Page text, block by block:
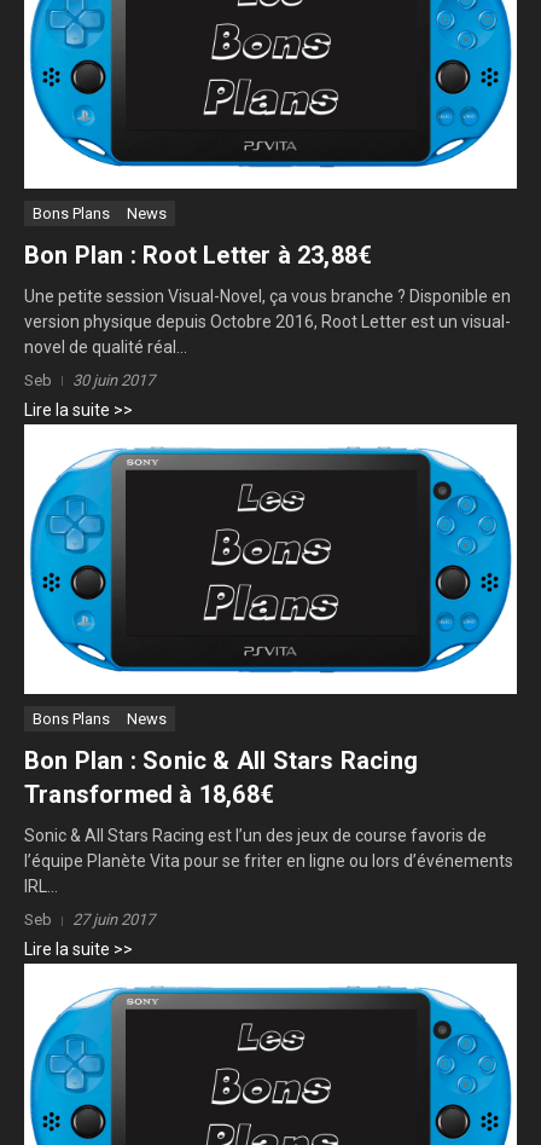
Bons Plans News
Bon Plan : Root Letter à 23,88€
Une petite session Visual-Novel, ça vous branche ? Disponible en
version physique depuis Octobre 2016, Root Letter est un visual-
novel de qualité réal...
Seb 30 juin 2017
Lire la suite >>
Bons Plans News
Bon Plan : Sonic & All Stars Racing
Transformed à 18,68€
Sonic & All Stars Racing est l’un des jeux de course favoris de
l’équipe Planète Vita pour se friter en ligne ou lors d’événements
IRL...
Seb 27 juin 2017
Lire la suite >>